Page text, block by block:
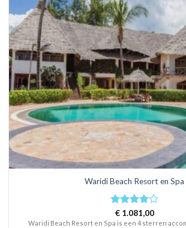
Waridi Beach Resort en Spa
Rated4
out of 5
€1.081,00
Waridi Beach Resort en Spa is een 4 sterren